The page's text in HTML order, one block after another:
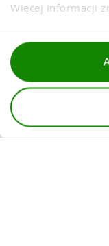
Więcej informacji